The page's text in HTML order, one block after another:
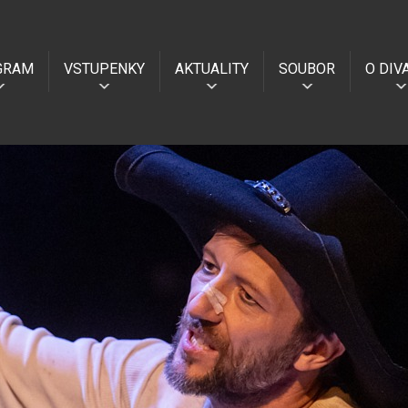
VSTUPENKY AKTUALITY SOUBOR O